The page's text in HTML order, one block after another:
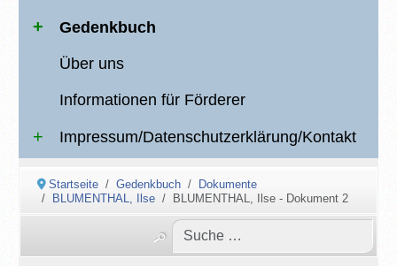
Gedenkbuch
Über uns
Informationen für Förderer
Impressum/Datenschutzerklärung/Kontakt
Startseite Gedenkbuch
Dokumente
BLUMENTHAL, Ilse
BLUMENTHAL, Ilse - Dokument 2